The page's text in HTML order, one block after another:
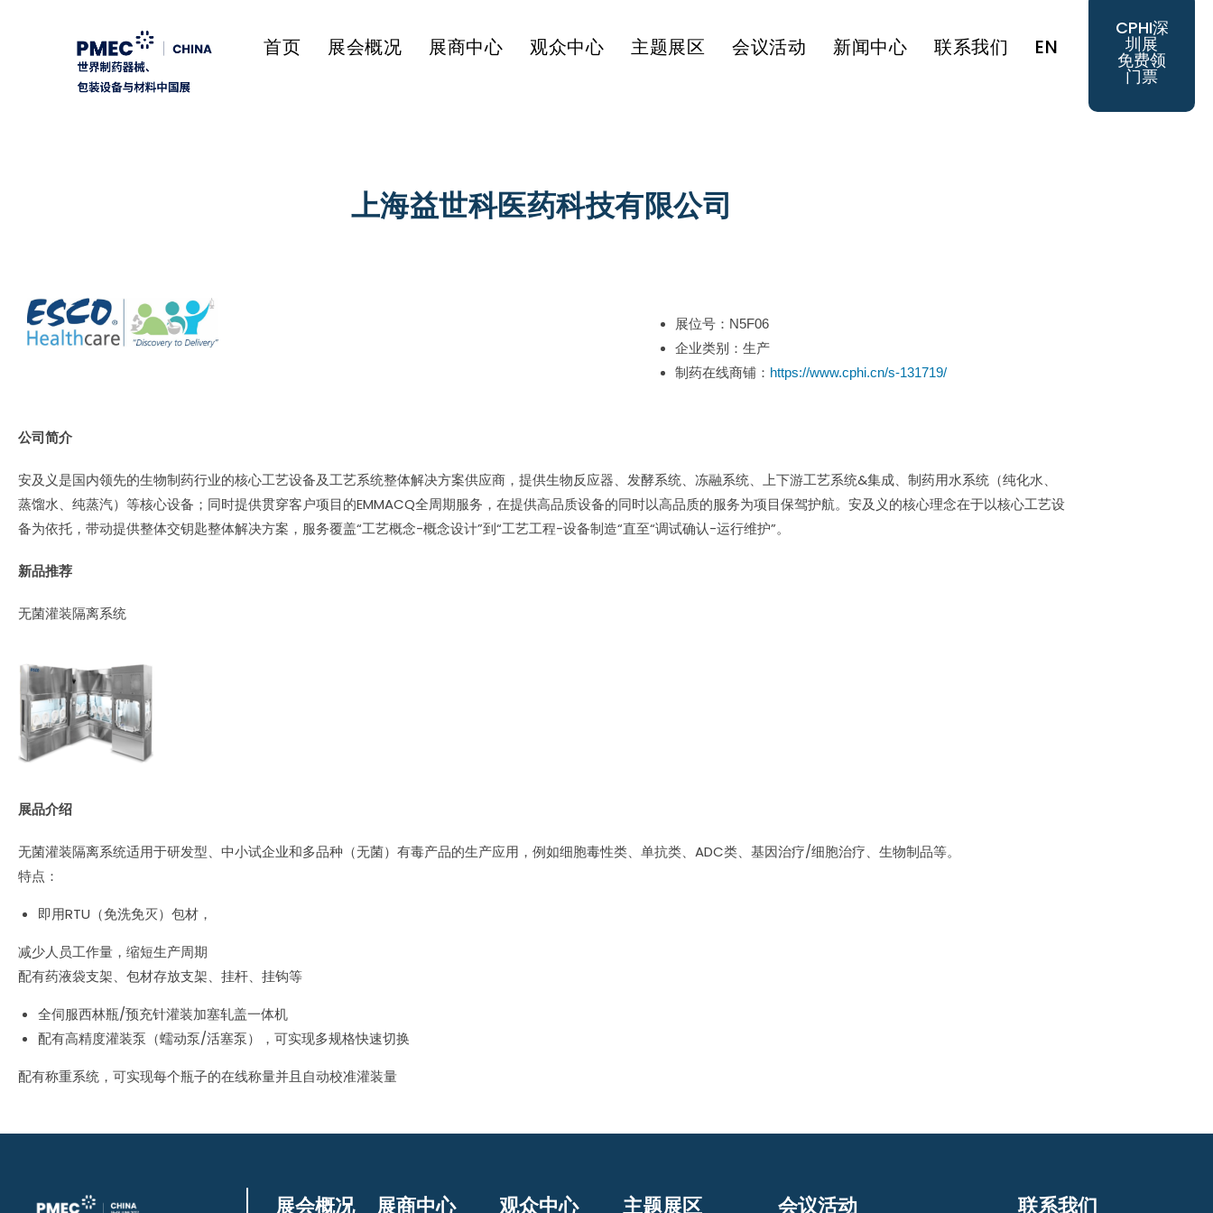
首页 展会概况 展商中心 观众中心 主题展区 会议活动 新闻中心 联系我们 EN
CPHI深
圳展
免费领
门票
上海益世科医药科技有限公司
展位号：N5F06
企业类别：生产
制药在线商铺： https://www.cphi.cn/s-131719/
公司简介
安及义是国内领先的生物制药行业的核心工艺设备及工艺系统整体解决方案供应商，提供生物反应器、发酵系统、冻融系统、上下游工艺系统&集成、制药用水系统（纯化水、
蒸馏水、纯蒸汽）等核心设备；同时提供贯穿客户项目的EMMACQ全周期服务，在提供高品质设备的同时以高品质的服务为项目保驾护航。安及义的核心理念在于以核心工艺设
备为依托，带动提供整体交钥匙整体解决方案，服务覆盖“工艺概念-概念设计”到“工艺工程-设备制造“直至“调试确认-运行维护”。
新品推荐
无菌灌装隔离系统
展品介绍
无菌灌装隔离系统适用于研发型、中小试企业和多品种（无菌）有毒产品的生产应用，例如细胞毒性类、单抗类、ADC类、基因治疗/细胞治疗、生物制品等。
特点：
即用RTU（免洗免灭）包材，
减少人员工作量，缩短生产周期
配有药液袋支架、包材存放支架、挂杆、挂钩等
全伺服西林瓶/预充针灌装加塞轧盖一体机
配有高精度灌装泵（蠕动泵/活塞泵），可实现多规格快速切换
配有称重系统，可实现每个瓶子的在线称量并且自动校准灌装量
展会概况 展商中心 观众中心 主题展区 会议活动 联系我们